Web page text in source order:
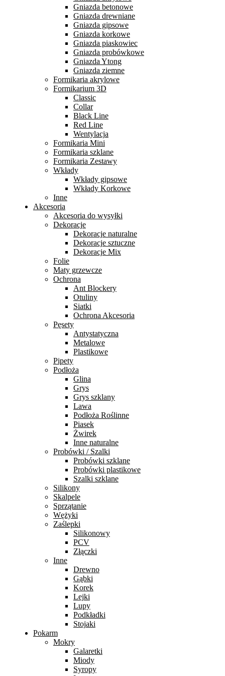
Gniazda betonowe
Gniazda drewniane
Gniazda gipsowe
Gniazda korkowe
Gniazda piaskowiec
Gniazda probówkowe
Gniazda Ytong
Gniazda ziemne
Formikaria akrylowe
Formikarium 3D
Classic
Collar
Black Line
Red Line
Wentylacja
Formikaria Mini
Formikaria szklane
Formikaria Zestawy
Wkłady
Wkłady gipsowe
Wkłady Korkowe
Inne
Akcesoria
Akcesoria do wysyłki
Dekoracje
Dekoracje naturalne
Dekoracje sztuczne
Dekoracje Mix
Folie
Maty grzewcze
Ochrona
Ant Blockery
Otuliny
Siatki
Ochrona Akcesoria
Pęsety
Antystatyczna
Metalowe
Plastikowe
Pipety
Podłoża
Glina
Grys
Grys szklany
Lawa
Podłoża Roślinne
Piasek
Żwirek
Inne naturalne
Probówki / Szalki
Probówki szklane
Probówki plastikowe
Szalki szklane
Silikony
Skalpele
Sprzątanie
Wężyki
Zaślepki
Silikonowy
PCV
Złączki
Inne
Drewno
Gąbki
Korek
Lejki
Lupy
Podkładki
Stojaki
Pokarm
Mokry
Galaretki
Miody
Syropy